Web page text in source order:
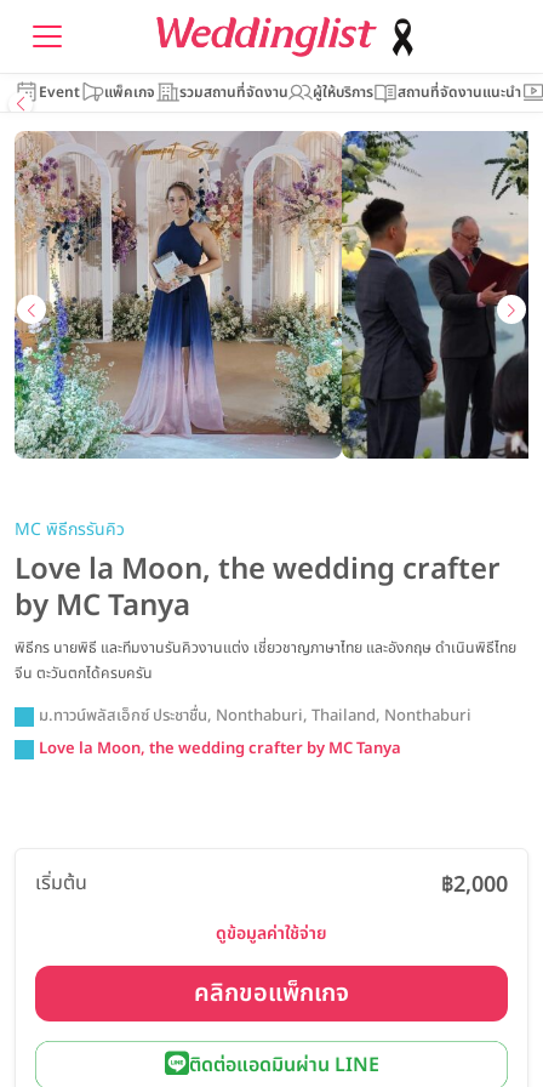
Event แพ็คเกจ รวมสถานที่จัดงาน ผู้ให้บริการ สถานที่จัดงานแนะนำ
MC พิธีกรรันคิว
Love la Moon, the wedding crafter
by MC Tanya
พิธีกร นายพิธี และทีมงานรันคิวงานแต่ง เชี่ยวชาญภาษาไทย และอังกฤษ ดำเนินพิธีไทย
จีน ตะวันตกได้ครบครัน
ม.ทาวน์พลัสเอ็กซ์ ประชาชื่น, Nonthaburi, Thailand, Nonthaburi
Love la Moon, the wedding crafter by MC Tanya
เริ่มต้น ฿2,000
ดูข้อมูลค่าใช้จ่าย
คลิกขอแพ็กเกจ
ติดต่อแอดมินผ่าน LINE